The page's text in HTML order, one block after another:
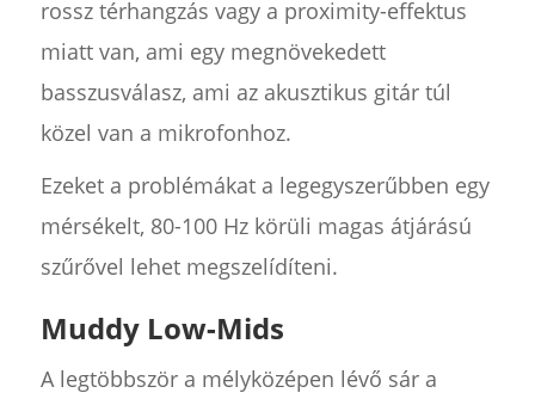
rossz térhangzás vagy a proximity-effektus
miatt van, ami egy megnövekedett
basszusválasz, ami az akusztikus gitár túl
közel van a mikrofonhoz.
Ezeket a problémákat a legegyszerűbben egy
mérsékelt, 80-100 Hz körüli magas átjárású
szűrővel lehet megszelídíteni.
Muddy Low-Mids
A legtöbbször a mélyközépen lévő sár a